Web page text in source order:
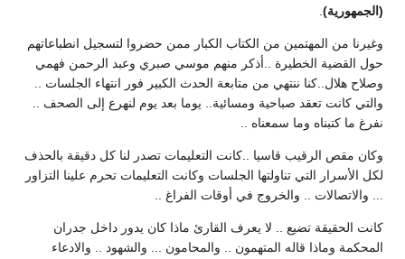
(الجمهورية).
وغيرنا من المهتمين من الكتاب الكبار ممن حضروا لتسجيل انطباعاتهم
حول القضية الخطيرة ..أذكر منهم موسي صبري وعبد الرحمن فهمي
وصلاح هلال..كنا ننتهي من متابعة الحدث الكبير فور انتهاء الجلسات ..
والتي كانت تعقد صباحية ومسائية.. يوما بعد يوم لنهرع إلى الصحف ..
نفرغ ما كتبناه وما سمعناه ..
وكان مقص الرقيب قاسيا ..كانت التعليمات تصدر لنا كل دقيقة بالحذف
لكل الأسرار التي تناولتها الجلسات وكانت التعليمات تحرم علينا التزاور
... والاتصالات .. والخروج في أوقات الفراغ ..
كانت الحقيقة تضيع .. لا يعرف القارئ ماذا كان يدور داخل جدران
المحكمة وماذا قاله المتهمون .. والمحامون ... والشهود .. والادعاء